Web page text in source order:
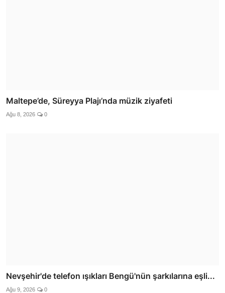
Maltepe’de, Süreyya Plajı’nda müzik ziyafeti
Ağu 8, 2026 0
Nevşehir'de telefon ışıkları Bengü'nün şarkılarına eşli...
Ağu 9, 2026 0